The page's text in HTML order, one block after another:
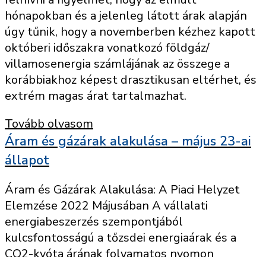
hónapokban és a jelenleg látott árak alapján
úgy tűnik, hogy a novemberben kézhez kapott
októberi időszakra vonatkozó földgáz/
villamosenergia számlájának az összege a
korábbiakhoz képest drasztikusan eltérhet, és
extrém magas árat tartalmazhat.
Tovább olvasom
Áram és gázárak alakulása – május 23-ai
állapot
Áram és Gázárak Alakulása: A Piaci Helyzet
Elemzése 2022 Májusában A vállalati
energiabeszerzés szempontjából
kulcsfontosságú a tőzsdei energiaárak és a
CO2-kvóta árának folyamatos nyomon